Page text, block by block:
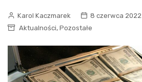
Karol Kaczmarek
8 czerwca 2022
Aktualności, Pozostałe